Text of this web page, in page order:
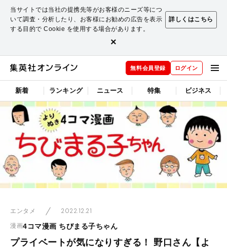
当サイトでは当社の提携先等がお客様のニーズ等につ
いて調査・分析したり、お客様にお勧めの広告を表示
する目的で Cookie を使用する場合があります。
詳しくはこちら
×
無料会員登録 ログイン
新着 ランキング ニュース 特集 ビジネス
エンタメ 2022.12.21
漫画4コマ漫画 ちびまる子ちゃん
プライベートが気になりすぎる！ 野口さん【よ